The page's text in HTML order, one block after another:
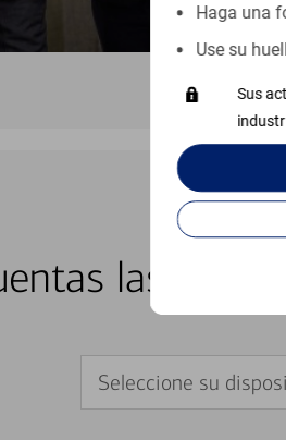
Haga una
Use su
Sus
BANCA EN LÍNEA
las 24
Seleccione su